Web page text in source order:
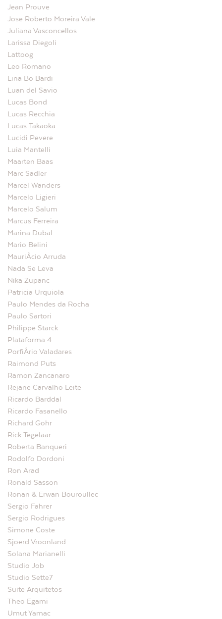
Jean Prouve
Jose Roberto Moreira Vale
Juliana Vasconcellos
Larissa Diegoli
Lattoog
Leo Romano
Lina Bo Bardi
Luan del Savio
Lucas Bond
Lucas Recchia
Lucas Takaoka
Lucidi Pevere
Luia Mantelli
Maarten Baas
Marc Sadler
Marcel Wanders
Marcelo Ligieri
Marcelo Salum
Marcus Ferreira
Marina Dubal
Mario Belini
MauriÂ­cio Arruda
Nada Se Leva
Nika Zupanc
Patricia Urquiola
Paulo Mendes da Rocha
Paulo Sartori
Philippe Starck
Plataforma 4
PorfiÂ­rio Valadares
Raimond Puts
Ramon Zancanaro
Rejane Carvalho Leite
Ricardo Barddal
Ricardo Fasanello
Richard Gohr
Rick Tegelaar
Roberta Banqueri
Rodolfo Dordoni
Ron Arad
Ronald Sasson
Ronan & Erwan Bouroullec
Sergio Fahrer
Sergio Rodrigues
Simone Coste
Sjoerd Vroonland
Solana Marianelli
Studio Job
Studio Sette7
Suite Arquitetos
Theo Egami
Umut Yamac